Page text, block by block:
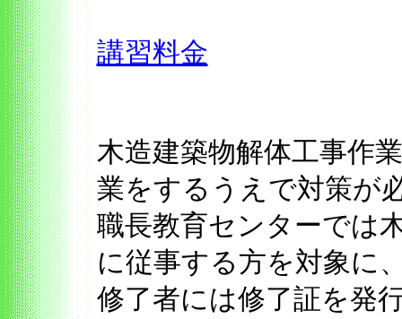
講習料金
木造建築物解体工事作
業をするうえで対策が
職長教育センターでは
に従事する方を対象に
修了者には修了証を発